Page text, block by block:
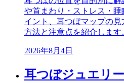
や首まわり・ストレス・
イント、耳つぼマップの
方法と注意点を紹介します
2026年8月4日
耳つぼジュエリ